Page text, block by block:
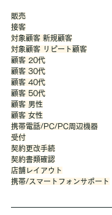
販売
接客
対象顧客 新規顧客
対象顧客 リピート顧客
顧客 20代
顧客 30代
顧客 40代
顧客 50代
顧客 男性
顧客 女性
携帯電話/PC/PC周辺機器
受付
契約更改手続
契約書類確認
店舗レイアウト
携帯/スマートフォンサポート